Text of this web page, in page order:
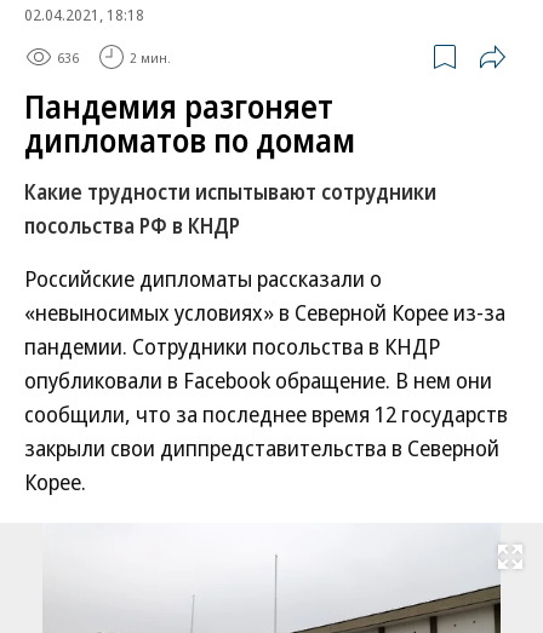
02.04.2021, 18:18
636 2 мин.
Пандемия разгоняет
дипломатов по домам
Какие трудности испытывают сотрудники
посольства РФ в КНДР
Российские дипломаты рассказали о
«невыносимых условиях» в Северной Корее из-за
пандемии. Сотрудники посольства в КНДР
опубликовали в Facebook обращение. В нем они
сообщили, что за последнее время 12 государств
закрыли свои диппредставительства в Северной
Корее.
Развернуть